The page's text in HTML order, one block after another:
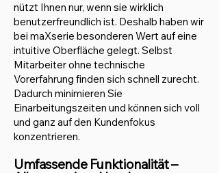
nützt Ihnen nur, wenn sie wirklich
benutzerfreundlich ist. Deshalb haben wir
bei maXserie besonderen Wert auf eine
intuitive Oberfläche gelegt. Selbst
Mitarbeiter ohne technische
Vorerfahrung finden sich schnell zurecht.
Dadurch minimieren Sie
Einarbeitungszeiten und können sich voll
und ganz auf den Kundenfokus
konzentrieren.
Umfassende Funktionalität –